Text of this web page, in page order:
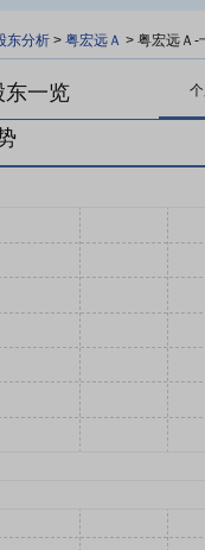
东分析 > 粤宏远Ａ > 粤宏远Ａ-
东一览